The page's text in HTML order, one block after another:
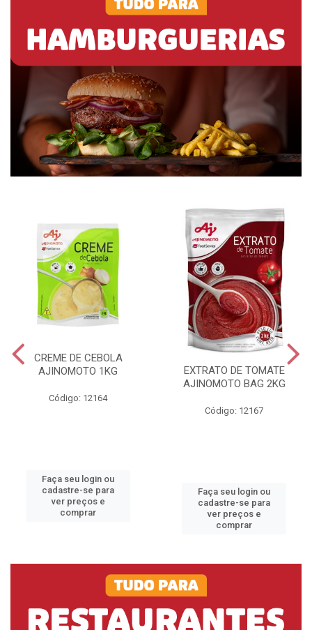
CREME DE CEBOLA
AJINOMOTO 1KG
Código: 12164
Faça seu login ou
cadastre-se para
ver preços e
comprar
EXTRATO DE TOMATE
AJINOMOTO BAG 2KG
Código: 12167
Faça seu login ou
cadastre-se para
ver preços e
comprar